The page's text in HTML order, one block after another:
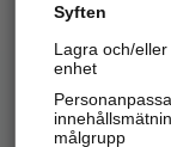
Hitta.se - Gratis
Sök företag,
Hitta
Syften
Lagra och/
enhet
målgrupp